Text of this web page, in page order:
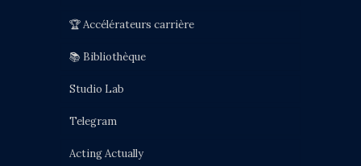
🏆 Accélérateurs carrière
📚 Bibliothèque
Studio Lab
Telegram
Acting Actually